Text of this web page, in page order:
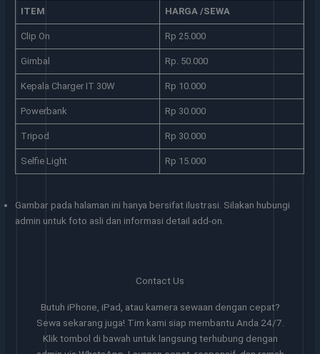
ITEM HARGA /SEWA
Clip On Rp 25.000
Gimbal Rp. 50.000
Kepala Charger IT 30W Rp 10.000
Powerbank Rp 30.000
Tripod Rp 30.000
Selfie Light Rp 15.000
Gambar pada halaman ini hanya bersifat ilustrasi. Silakan hubungi
admin untuk foto asli dan informasi detail add-on.
Contact Us
Butuh iPhone, iPad, atau kamera sewaan dengan cepat?
Sewa sekarang juga! Tim kami siap membantu Anda 24/7.
Klik tombol di bawah untuk langsung terhubung dengan